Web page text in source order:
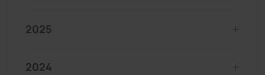
2025
2024